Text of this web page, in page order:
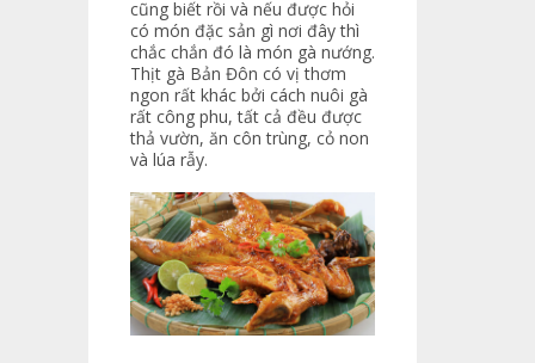
cũng biết rồi và nếu được hỏi
có món đặc sản gì nơi đây thì
chắc chắn đó là món gà nướng.
Thịt gà Bản Đôn có vị thơm
ngon rất khác bởi cách nuôi gà
rất công phu, tất cả đều được
thả vườn, ăn côn trùng, cỏ non
và lúa rẫy.